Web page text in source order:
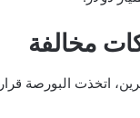
مخالفة
اتخذت البورصة